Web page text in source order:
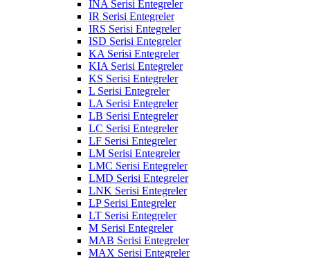
INA Serisi Entegreler
IR Serisi Entegreler
IRS Serisi Entegreler
ISD Serisi Entegreler
KA Serisi Entegreler
KIA Serisi Entegreler
KS Serisi Entegreler
L Serisi Entegreler
LA Serisi Entegreler
LB Serisi Entegreler
LC Serisi Entegreler
LF Serisi Entegreler
LM Serisi Entegreler
LMC Serisi Entegreler
LMD Serisi Entegreler
LNK Serisi Entegreler
LP Serisi Entegreler
LT Serisi Entegreler
M Serisi Entegreler
MAB Serisi Entegreler
MAX Serisi Entegreler